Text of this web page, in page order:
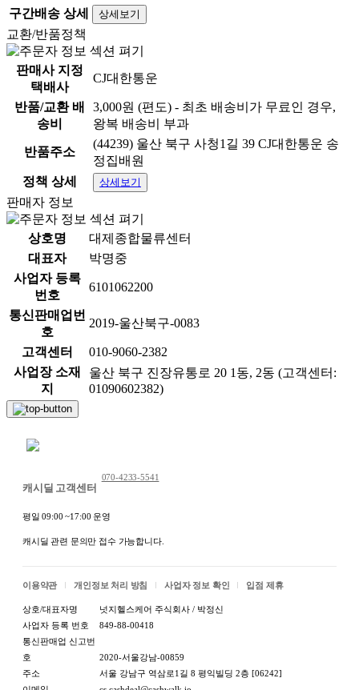
구간배송 상세
상세보기
교환/반품정책
판매사 지정
택배사
CJ대한통운
반품/교환 배
송비
3,000원 (편도) - 최초 배송비가 무료인 경우,
왕복 배송비 부과
반품주소
(44239) 울산 북구 사청1길 39 CJ대한통운 송
정집배원
정책 상세
상세보기
판매자 정보
상호명
대제종합물류센터
대표자
박명중
사업자 등록
번호
6101062200
통신판매업번
호
2019-울산북구-0083
고객센터
010-9060-2382
사업장 소재
지
울산 북구 진장유통로 20 1동, 2동 (고객센터:
01090602382)
캐시딜 고객센터
070-4233-5541
평일 09:00 ~17:00 운영
캐시딜 관련 문의만 접수 가능합니다.
이용약관 개인정보 처리 방침 사업자 정보 확인 입점 제휴
상호/대표자명
넛지헬스케어 주식회사 / 박정신
사업자 등록 번호
849-88-00418
통신판매업 신고번
호
2020-서울강남-00859
주소
서울 강남구 역삼로1길 8 평익빌딩 2층 [06242]